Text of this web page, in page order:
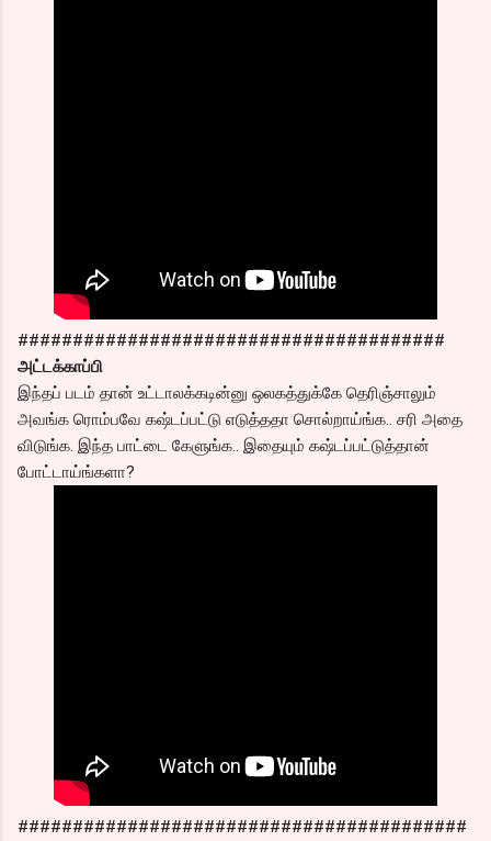
#######################################
அட்டக்காப்பி
இந்தப் படம் தான் உட்டாலக்கடின்னு ஒலகத்துக்கே தெரிஞ்சாலும்
அவங்க ரொம்பவே கஷ்டப்பட்டு எடுத்ததா சொல்றாய்ங்க.. சரி அதை
விடுங்க. இந்த பாட்டை கேளுங்க.. இதையும் கஷ்டப்பட்டுத்தான்
போட்டாய்ங்களா?
#########################################